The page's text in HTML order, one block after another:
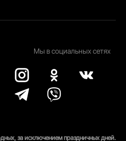
Мы в социальных сетях
за исключением праздничных дней.